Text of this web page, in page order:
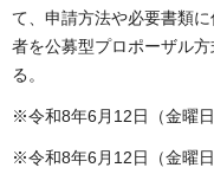
て、申請方法や必要書類
者を公募型プロポーザル
る。
※令和8年6月12日（金曜
※令和8年6月12日（金曜